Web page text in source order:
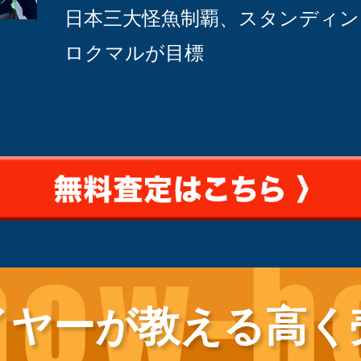
日本三大怪魚制覇、スタンディ
ロクマルが目標
ーが教える高